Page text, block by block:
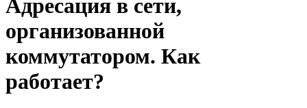
Адресация в сети,
организованной
коммутатором. Как
работает?